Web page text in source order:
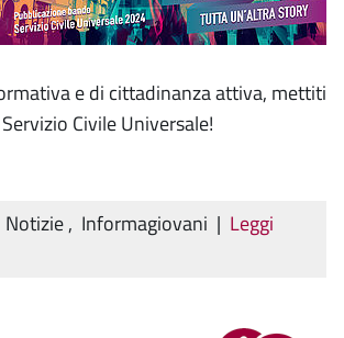
e di cittadinanza attiva, mettiti
Civile Universale!
Notizie, Informagiovani | Leggi